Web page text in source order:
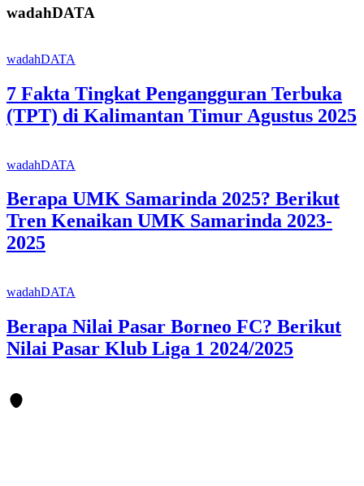
wadahDATA
wadahDATA
7 Fakta Tingkat Pengangguran Terbuka
(TPT) di Kalimantan Timur Agustus 2025
wadahDATA
Berapa UMK Samarinda 2025? Berikut
Tren Kenaikan UMK Samarinda 2023-
2025
wadahDATA
Berapa Nilai Pasar Borneo FC? Berikut
Nilai Pasar Klub Liga 1 2024/2025